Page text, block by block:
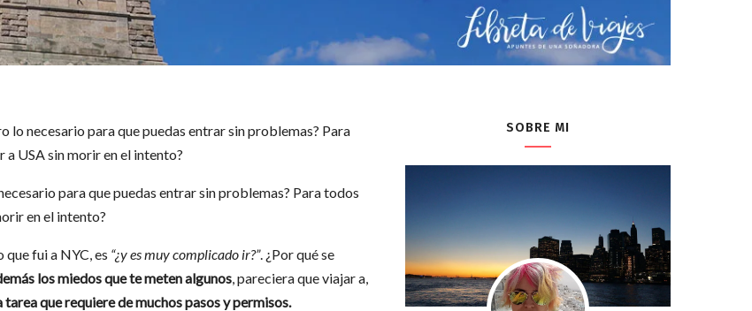
lo necesario para que puedas entrar sin problemas? Para
a USA sin morir en el intento?
para que puedas entrar sin problemas? Para todos
en el intento?
que fui a NYC, es “¿y es muy complicado ir?”. ¿Por qué se
los miedos que te meten algunos, pareciera que viajar a,
tarea que requiere de muchos pasos y permisos.
SOBRE MI